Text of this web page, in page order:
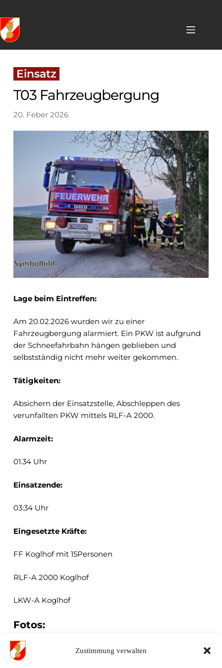
Zustimmung verwalten
content
Einsatz
T03 Fahrzeugbergung
20. Feber 2026
Lage beim Eintreffen:
Am 20.02.2026 wurden wir zu einer
Fahrzeugbergung alarmiert. Ein PKW ist aufgrund
der Schneefahrbahn hängen geblieben und
selbstständig nicht mehr weiter gekommen.
Tätigkeiten:
Absichern der Einsatzstelle, Abschleppen des
verunfallten PKW mittels RLF-A 2000.
Alarmzeit:
01.34 Uhr
Einsatzende:
03:34 Uhr
Eingesetzte Kräfte:
FF Koglhof mit 15Personen
RLF-A 2000 Koglhof
LKW-A Koglhof
Fotos:
Von diesem Einsatz sind keine Fotos vorhanden.